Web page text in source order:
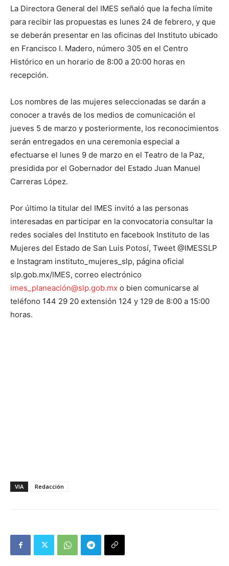
La Directora General del IMES señaló que la fecha límite
para recibir las propuestas es lunes 24 de febrero, y que
se deberán presentar en las oficinas del Instituto ubicado
en Francisco I. Madero, número 305 en el Centro
Histórico en un horario de 8:00 a 20:00 horas en
recepción.
Los nombres de las mujeres seleccionadas se darán a
conocer a través de los medios de comunicación el
jueves 5 de marzo y posteriormente, los reconocimientos
serán entregados en una ceremonia especial a
efectuarse el lunes 9 de marzo en el Teatro de la Paz,
presidida por el Gobernador del Estado Juan Manuel
Carreras López.
Por último la titular del IMES invitó a las personas
interesadas en participar en la convocatoria consultar la
redes sociales del Instituto en facebook Instituto de las
Mujeres del Estado de San Luis Potosí, Tweet @IMESSLP
e Instagram instituto_mujeres_slp, página oficial
slp.gob.mx/IMES, correo electrónico
imes_planeación@slp.gob.mx o bien comunicarse al
teléfono 144 29 20 extensión 124 y 129 de 8:00 a 15:00
horas.
VIA Redacción